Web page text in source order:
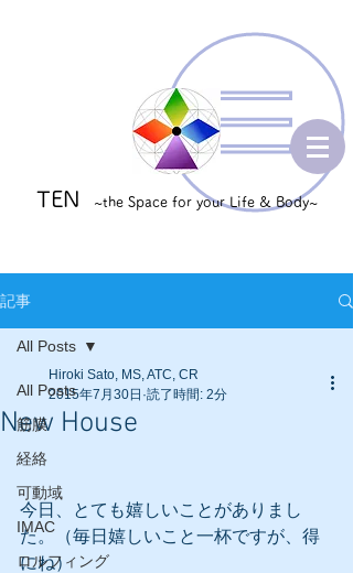
TEN ~the Space for your Life & Body~
記事
All Posts
筋膜
経絡
可動域
IMAC
ロルフィング
All Posts
New House
Hiroki Sato, MS, ATC, CR
2015年7月30日 読了時間: 2分
今日、とても嬉しいことがありまし
た。（毎日嬉しいこと一杯ですが、得
にね）